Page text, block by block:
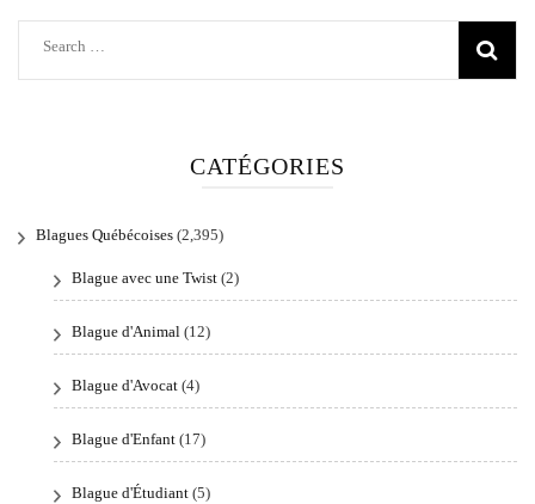
Search
CATÉGORIES
Blagues Québécoises (2,395)
Blague avec une Twist (2)
Blague d'Animal (12)
Blague d'Avocat (4)
Blague d'Enfant (17)
Blague d'Étudiant (5)